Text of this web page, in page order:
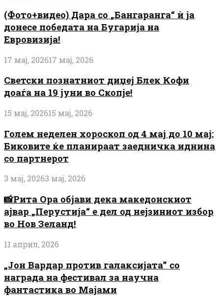
(Фото+видео) Дара со „Бангаранга“ ѝ ја
донесе победата на Бугарија на
Евровизија!
17 мај, 202617 мај, 2026
Светски познатниот диџеј Блек Кофи
доаѓа на 19 јуни во Скопје!
15 мај, 202615 мај, 2026
Голем неделен хороскоп од 4 мај до 10 мај:
Биковите ќе планираат заедничка иднина
со партнерот
3 мај, 20263 мај, 2026
📸Рита Ора објави дека македонскиот
ајвар „Перустија“ е дел од нејзиниот избор
во Нов Зеланд!
11 април, 2026
„Јон Вардар против галаксијата” со
награда на фестивал за научна
фантастика во Мајами